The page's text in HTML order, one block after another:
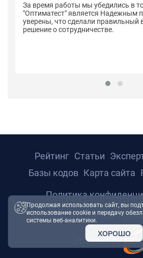
За время работы мы убедились в
"Оптиматест" является Надежным
уверены, что сделали правильный
решение о сотрудничестве.
© 2026 ТРТС24. Все
Powered by
Рейтинг Статьи
Базы кодов Карта сайта
Политика
Продолжая использовать сайт, вы
использование cookie и передачу
системы веб-аналитики.
ХОРОШО